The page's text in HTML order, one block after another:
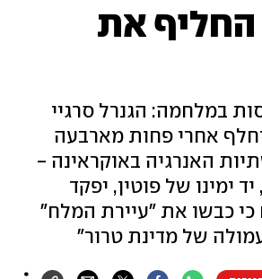
החליף את
במלחמה: הגנרל סרגיי
אחרי פחות מארבעה
האנרגיה באוקראינה -
ימינו של פוטין, יפקד
כבשו את "עיירת המלח"